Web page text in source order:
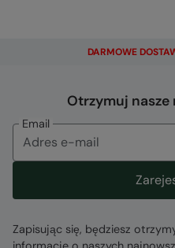
DARMOWE
Otrzymuj
Email
Zapisując się, będziesz